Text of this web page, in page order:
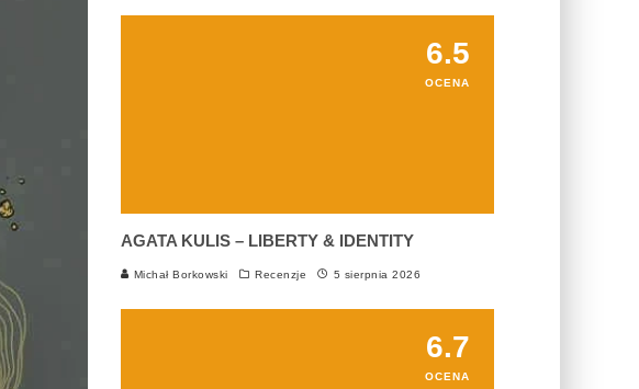
6.5
OCENA
AGATA KULIS – LIBERTY & IDENTITY
Michał Borkowski Recenzje 5 sierpnia 2026
6.7
OCENA